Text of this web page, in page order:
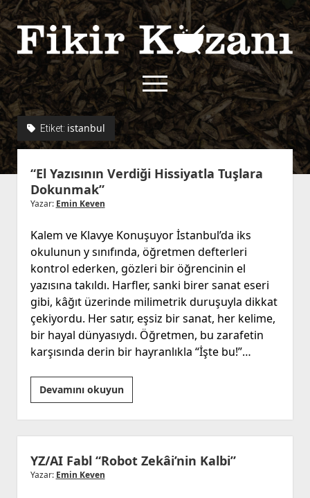
Fikir
Kazanı
menüyü
aç
twitterfacebook
rss
menüyü
Kullanım Koşulları
Çerez Politikası
İletişim
Kurallar
Etiket: istanbul
“El Yazısının Verdiği Hissiyatla Tuşlara
Dokunmak”
Yazar: Emin Keven
Kalem ve Klavye Konuşuyor İstanbul’da iks
okulunun y sınıfında, öğretmen defterleri
kontrol ederken, gözleri bir öğrencinin el
yazısına takıldı. Harfler, sanki birer sanat eseri
gibi, kâğıt üzerinde milimetrik duruşuyla dikkat
çekiyordu. Her satır, eşsiz bir sanat, her kelime,
bir hayal dünyasıydı. Öğretmen, bu zarafetin
karşısında derin bir hayranlıkla “İşte bu!”…
Devamını okuyun“El
Yazısının
Verdiği
Hissiyatla
Tuşlara
YZ/AI Fabl “Robot Zekâi’nin Kalbi”
Yazar: Emin Keven